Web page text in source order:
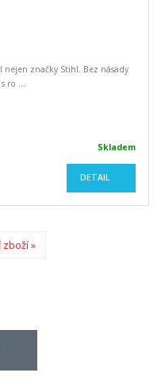
značky Stihl. Bez násady
ro ...
Skladem
DETAIL
zboží »